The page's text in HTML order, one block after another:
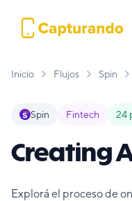
Inicio Flujos Spin
Spin Fintech 24
Creating
Explorá el proceso de